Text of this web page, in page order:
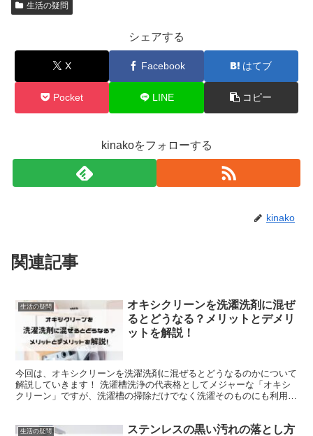
生活の疑問
シェアする
X Facebook はてブ
Pocket LINE コピー
kinakoをフォローする
kinako
関連記事
生活の疑問
オキシクリーンを洗濯洗剤に混ぜ
るとどうなる？メリットとデメリ
ットを解説！
今回は、オキシクリーンを洗濯洗剤に混ぜるとどうなるのかについて
解説していきます！ 洗濯槽洗浄の代表格としてメジャーな「オキシ
クリーン」ですが、洗濯槽の掃除だけでなく洗濯そのものにも利用す
生活の疑問
ステンレスの黒い汚れの落とし方